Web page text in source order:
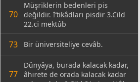
70
Müşriklerin bedenleri pis
değildir. İ’tikâdları pisdir 3.Cild
22.ci mektûb
73 Bir üniversiteliye cevâb.
77
Dünyâya, burada kalacak kadar,
âhırete de orada kalacak kadar